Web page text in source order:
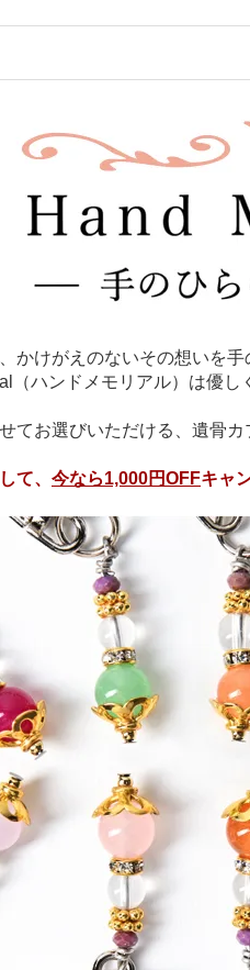
かけがえのないその想いを手
（ハンドメモリアル）は優し
てお選びいただける、遺骨
て、 今なら1,000円OFFキャ